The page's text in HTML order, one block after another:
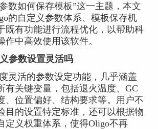
数如何保存模板”这一主题，本文
的自定义参数体系、模板保存机
既有功能进行流程优化，以帮助科
作中高效使用该软件。
参数设置灵活吗
灵活的参数设定功能，几乎涵盖
有关键变量，包括退火温度、GC
、位置偏好、结构要求等。用户不
目的设置特定标准，还可以根据物
定义权重体系，使得Oligo不再